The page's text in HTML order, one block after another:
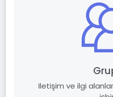
Iletişim ve ilgi